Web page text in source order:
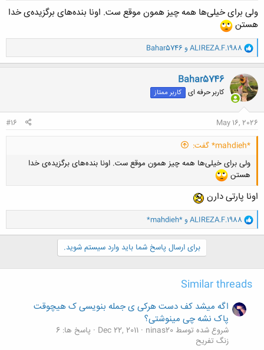
ولی برای خیلی‌ها همه چیز همون موقع ست. اونا بنده‌های برگزیده‌ی خدا
هستن
و
ا
ک
ن
ش
ه
ا
ALIREZA.F.1988 و Bahar5746
Bahar5746
کاربر حرفه ای کاربر ممتاز
May 16, 2026
#16
*mahdieh* گفت:
ولی برای خیلی‌ها همه چیز همون موقع ست. اونا بنده‌های برگزیده‌ی خدا
هستن
اونا پارتی دارن
و
ا
ک
:
ALIREZA.F.1988 و *mahdieh*
برای ارسال پاسخ شما باید وارد سیستم شوید.
Similar threads
اگه میشد کف دست هرکی ی جمله بنویسی ک هیچوقت
پاک نشه چی مینوشتی؟
شروع شده توسط ninas20 Dec 22, 2011
پاسخ ها: 6
زنگ تفريح